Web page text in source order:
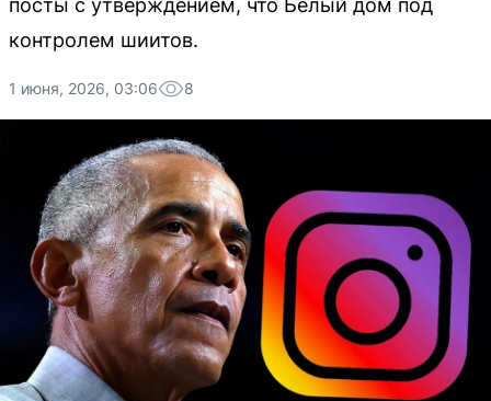
посты с утверждением, что Белый дом под
контролем шиитов.
1 июня, 2026, 03:06 8